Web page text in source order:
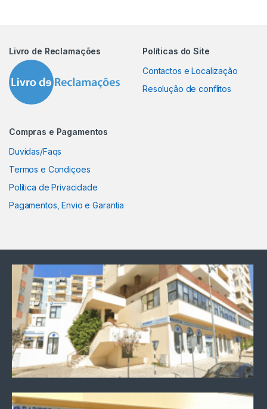
Livro de Reclamações
Políticas do Site
Contactos e Localização
Resolução de conflitos
Compras e Pagamentos
Duvidas/Faqs
Termos e Condiçoes
Política de Privacidade
Pagamentos, Envio e Garantia